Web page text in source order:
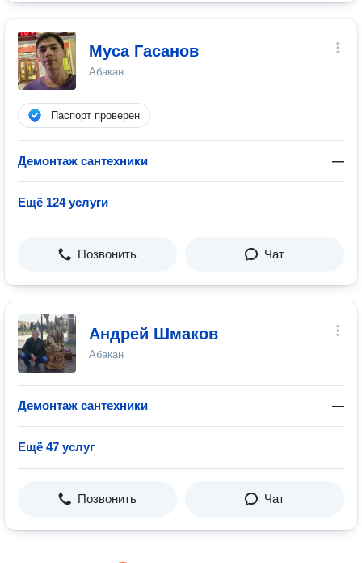
Муса Гасанов
Абакан
Паспорт проверен
Демонтаж сантехники —
Ещё 124 услуги
Позвонить Чат
Андрей Шмаков
Абакан
Демонтаж сантехники —
Ещё 47 услуг
Позвонить Чат